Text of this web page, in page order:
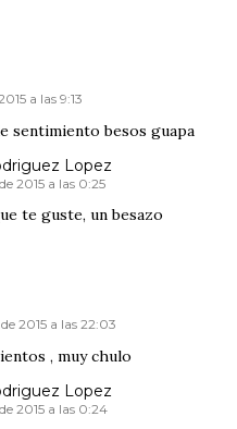
a las 9:13
sentimiento besos guapa
Lopez
2015 a las 0:25
te guste, un besazo
2015 a las 22:03
, muy chulo
Lopez
2015 a las 0:24